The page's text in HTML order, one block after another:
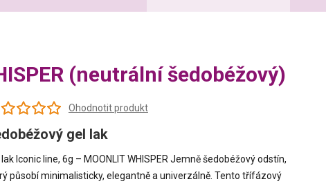
(neutrální šedobéžový)
Ohodnotit produkt
gel lak
lak Iconic line, 6g – MOONLIT WHISPER Jemně šedobéžový odstín,
působí minimalisticky, elegantně a univerzálně. Tento třífázový